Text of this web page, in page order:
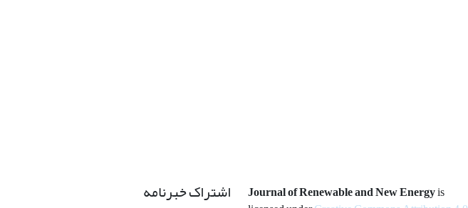
Journal of Renewable and New Energyis
اشتراک خبرنامه